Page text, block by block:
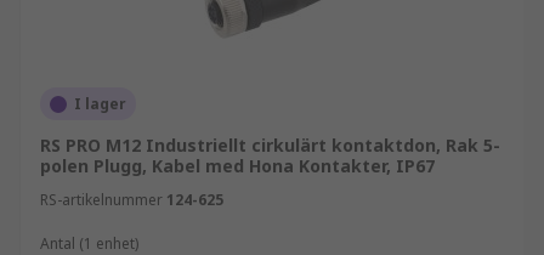
bära flera typer av data med ström. Dessa typer
Tillämpningar:
Cirkulära industriella kontakter kan hittas i olika
I lager
RS PRO M12 Industriellt cirkulärt kontaktdon, Rak 5-
polen Plugg, Kabel med Hona Kontakter, IP67
RS-artikelnummer 124-625
Antal (1 enhet)